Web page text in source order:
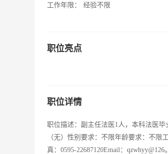
工作年限：
经验不限
职位亮点
职位详情
职位描述：副主任法医1人，本科法医
（无）性别要求：不限年龄要求：不限
真：0595-22687120Email：